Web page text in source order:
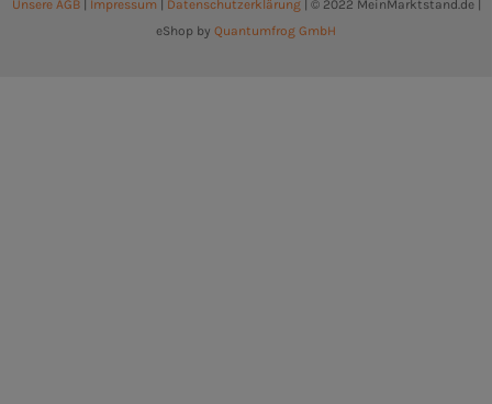
Unsere AGB| Impressum | Datenschutzerklärung| © 2022 MeinMarktstand.de |
eShop by Quantumfrog GmbH